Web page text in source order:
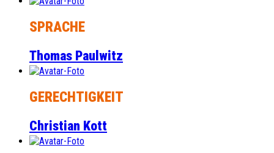
SPRACHE
Thomas Paulwitz
GERECHTIGKEIT
Christian Kott